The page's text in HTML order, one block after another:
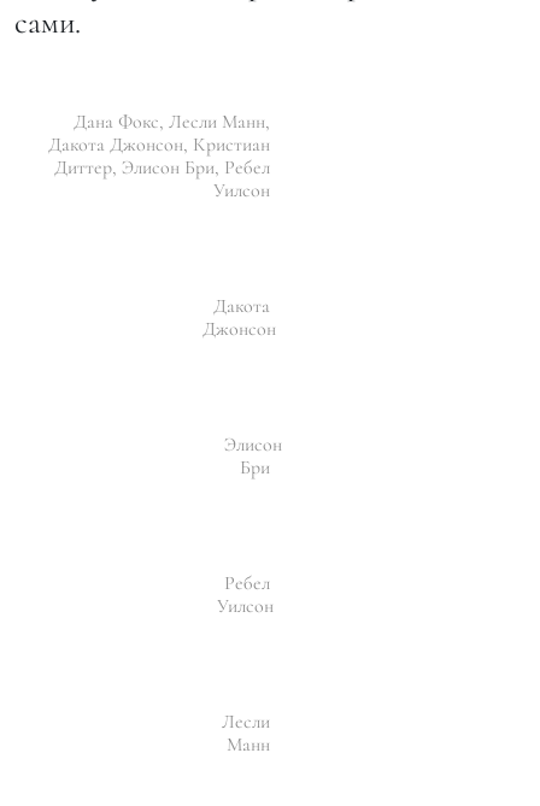
сами.
Дана Фокс, Лесли Манн,
Дакота Джонсон, Кристиан
Диттер, Элисон Бри, Ребел
Уилсон
Дакота
Джонсон
Элисон
Бри
Ребел
Уилсон
Лесли
Манн